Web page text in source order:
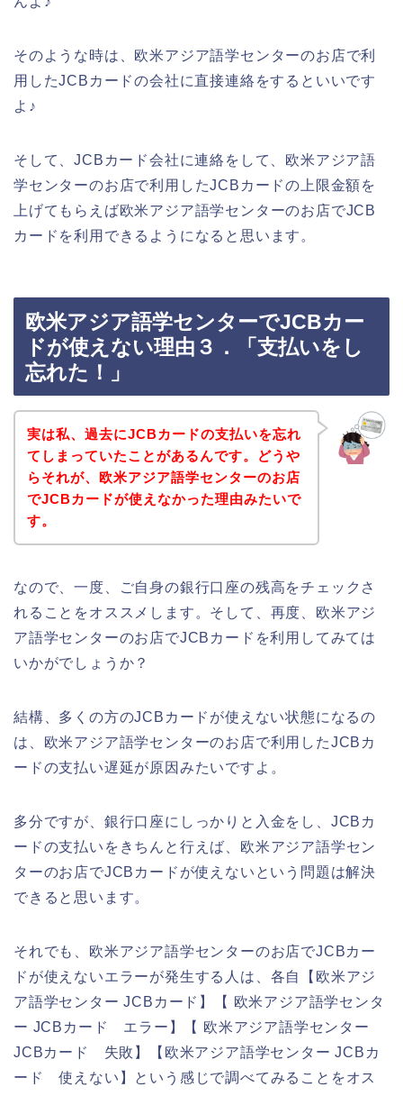
そのような時は、欧米アジア語学センターのお店で利
用したJCBカードの会社に直接連絡をするといいです
よ♪
そして、JCBカード会社に連絡をして、欧米アジア語
学センターのお店で利用したJCBカードの上限金額を
上げてもらえば欧米アジア語学センターのお店でJCB
カードを利用できるようになると思います。
欧米アジア語学センターでJCBカー
ドが使えない理由３．「支払いをし
忘れた！」
実は私、過去にJCBカードの支払いを忘れ
てしまっていたことがあるんです。どうや
らそれが、欧米アジア語学センターのお店
でJCBカードが使えなかった理由みたいで
す。
なので、一度、ご自身の銀行口座の残高をチェックさ
れることをオススメします。そして、再度、欧米アジ
ア語学センターのお店でJCBカードを利用してみては
いかがでしょうか？
結構、多くの方のJCBカードが使えない状態になるの
は、欧米アジア語学センターのお店で利用したJCBカ
ードの支払い遅延が原因みたいですよ。
多分ですが、銀行口座にしっかりと入金をし、JCBカ
ードの支払いをきちんと行えば、欧米アジア語学セン
ターのお店でJCBカードが使えないという問題は解決
できると思います。
それでも、欧米アジア語学センターのお店でJCBカー
ドが使えないエラーが発生する人は、各自【欧米アジ
ア語学センター JCBカード】【 欧米アジア語学センタ
ー JCBカード エラー】【 欧米アジア語学センター
JCBカード 失敗】【欧米アジア語学センター JCBカ
ード 使えない】という感じで調べてみることをオス